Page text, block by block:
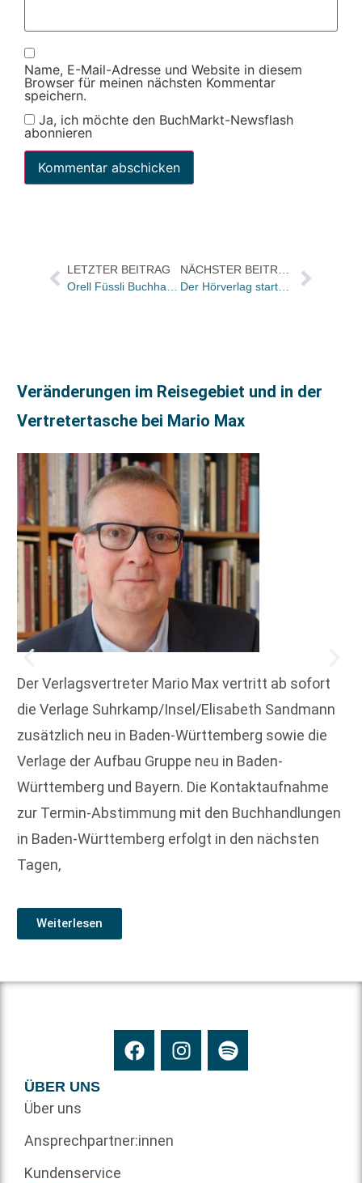
Name, E-Mail-Adresse und Website in diesem
Browser für meinen nächsten Kommentar
speichern.
Ja, ich möchte den BuchMarkt-Newsflash
abonnieren
LETZTER BEITRAG
Veränderungen im Reisegebiet und in der
Vertretertasche bei Mario Max
Der Verlagsvertreter Mario Max vertritt ab sofort
die Verlage Suhrkamp/Insel/Elisabeth Sandmann
zusätzlich neu in Baden-Württemberg sowie die
Verlage der Aufbau Gruppe neu in Baden-
Württemberg und Bayern. Die Kontaktaufnahme
zur Termin-Abstimmung mit den Buchhandlungen
in Baden-Württemberg erfolgt in den nächsten
Tagen,
Weiterlesen
ÜBER UNS
Über uns
Ansprechpartner:innen
Kundenservice